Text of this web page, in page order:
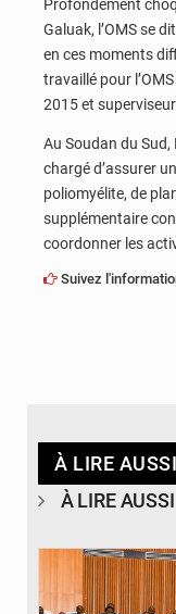
Profondément
Galuak, l’OMS se
en ces moments
travaillé pour
2015 et
Au Soudan du
chargé d’assurer
poliomyélite, de
supplémentaire
coordonner les
Suivez
À LIRE AUSSI
À LIRE AUSSI